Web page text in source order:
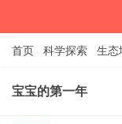
首页 科学探索 生态
经典纪录 4K纪录片
宝宝的第一年